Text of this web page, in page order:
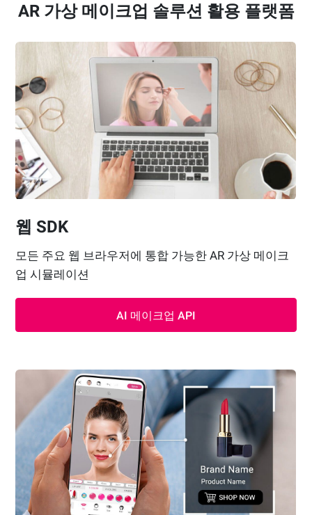
AR 가상 메이크업 솔루션 활용 플랫폼
웹 SDK
모든 주요 웹 브라우저에 통합 가능한 AR 가상 메이크
업 시뮬레이션
AI 메이크업 API